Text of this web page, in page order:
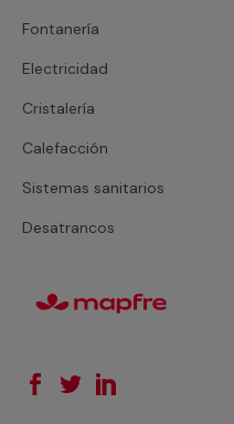
Fontanería
Electricidad
Cristalería
Calefacción
Sistemas sanitarios
Desatrancos